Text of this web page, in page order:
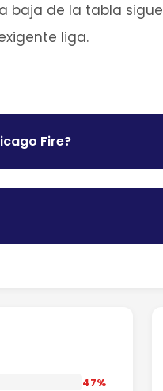
baja de la tabla
liga.
Fire?
47%